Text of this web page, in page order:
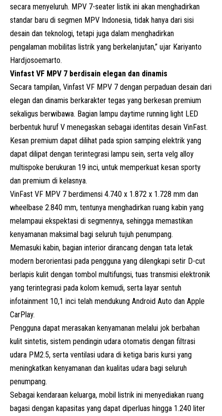
secara menyeluruh. MPV 7-seater listik ini akan menghadirkan
standar baru di segmen MPV Indonesia, tidak hanya dari sisi
desain dan teknologi, tetapi juga dalam menghadirkan
pengalaman mobilitas listrik yang berkelanjutan,” ujar Kariyanto
Hardjosoemarto.
Vinfast VF MPV 7 berdisain elegan dan dinamis
Secara tampilan, Vinfast VF MPV 7 dengan perpaduan desain dari
elegan dan dinamis berkarakter tegas yang berkesan premium
sekaligus berwibawa. Bagian lampu daytime running light LED
berbentuk huruf V menegaskan sebagai identitas desain VinFast.
Kesan premium dapat dilihat pada spion samping elektrik yang
dapat dilipat dengan terintegrasi lampu sein, serta velg alloy
multispoke berukuran 19 inci, untuk memperkuat kesan sporty
dan premium di kelasnya.
VinFast VF MPV 7 berdimensi 4.740 x 1.872 x 1.728 mm dan
wheelbase 2.840 mm, tentunya menghadirkan ruang kabin yang
melampaui ekspektasi di segmennya, sehingga memastikan
kenyamanan maksimal bagi seluruh tujuh penumpang.
Memasuki kabin, bagian interior dirancang dengan tata letak
modern berorientasi pada pengguna yang dilengkapi setir D-cut
berlapis kulit dengan tombol multifungsi, tuas transmisi elektronik
yang terintegrasi pada kolom kemudi, serta layar sentuh
infotainment 10,1 inci telah mendukung Android Auto dan Apple
CarPlay.
Pengguna dapat merasakan kenyamanan melalui jok berbahan
kulit sintetis, sistem pendingin udara otomatis dengan filtrasi
udara PM2.5, serta ventilasi udara di ketiga baris kursi yang
meningkatkan kenyamanan dan kualitas udara bagi seluruh
penumpang.
Sebagai kendaraan keluarga, mobil listrik ini menyediakan ruang
bagasi dengan kapasitas yang dapat diperluas hingga 1.240 liter